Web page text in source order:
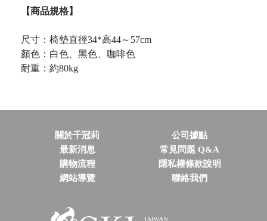
【商品規格】
尺寸：椅墊直徑34*高44～57cm
顏色：白色、黑色、咖啡色
耐重：約80kg
關於千冠莉
公司據點
最新消息
常見問題 Q&A
購物流程
隱私權條款說明
網站導覽
聯絡我們